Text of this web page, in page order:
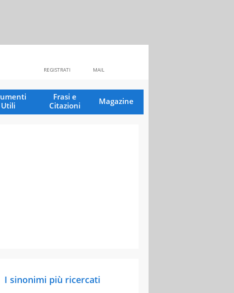
MAIL
REGISTRATI
Utili
Frasi e
Citazioni
Magazine
I sinonimi più ricercati